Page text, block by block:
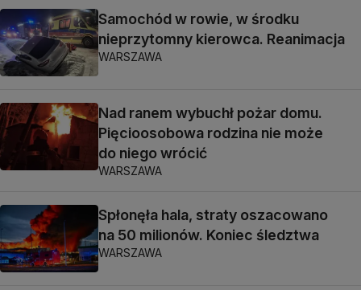
Samochód w rowie, w środku
nieprzytomny kierowca. Reanimacja
WARSZAWA
Nad ranem wybuchł pożar domu.
Pięcioosobowa rodzina nie może
do niego wrócić
WARSZAWA
Spłonęła hala, straty oszacowano
na 50 milionów. Koniec śledztwa
WARSZAWA